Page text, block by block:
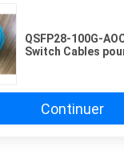
QSFP28-100G-
Switch Cables
Continuer